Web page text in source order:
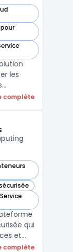
catégorie
catégorie
catégorie
les
de
les
complète
catégorie
catégorie
catégorie
qui
et
gérer de
complète